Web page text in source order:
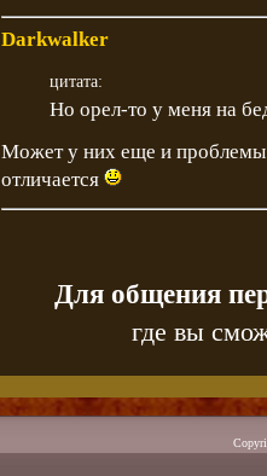
Darkwalker
цитата:
Но орел-то у меня на
Может у них еще и проблемы
отличается
Для общения
где вы